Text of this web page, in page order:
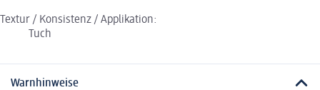
Textur / Konsistenz / Applikation:
Tuch
Warnhinweise